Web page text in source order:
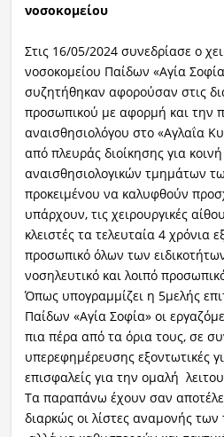
νοσοκομείου
Στις 16/05/2024 συνεδρίασε ο
νοσοκομείου Παίδων «Αγία
συζητήθηκαν αφορούσαν στις
προσωπικού με αφορμή και την
αναισθησιολόγου στο «Αγλαΐα
από πλευράς διοίκησης για
αναισθησιολογικών τμημάτων
προκειμένου να καλυφθούν
υπάρχουν, τις χειρουργικές
κλειστές τα τελευταία 4 χρόνια
προσωπικό όλων των
νοσηλευτικό και λοιπό
Όπως υπογραμμίζει η 5μελής
Παίδων «Αγία Σοφία» οι
πια πέρα από τα όρια τους, σε
υπερεφημέρευσης εξοντωτικές
επισφαλείς για την ομαλή
Τα παραπάνω έχουν σαν
διαρκώς οι λίστες αναμονής των